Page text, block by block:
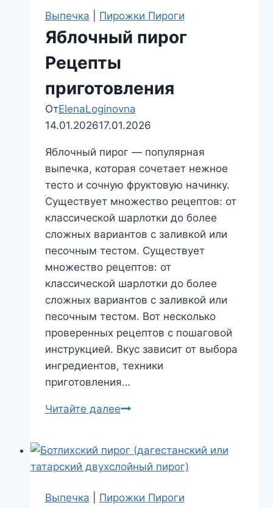
Выпечка Пирожки Пироги
Яблочный пирог
Рецепты
приготовления
ОтElenaLoginovna
14.01.202617.01.2026
Яблочный пирог — популярная
выпечка, которая сочетает нежное
тесто и сочную фруктовую начинку.
Существует множество рецептов: от
классической шарлотки до более
сложных вариантов с заливкой или
песочным тестом. Существует
множество рецептов: от
классической шарлотки до более
сложных вариантов с заливкой или
песочным тестом. Вот несколько
проверенных рецептов с пошаговой
инструкцией. Вкус зависит от выбора
ингредиентов, техники
приготовления…
Читайте далееЯблочный
приготовления
Выпечка Пирожки Пироги